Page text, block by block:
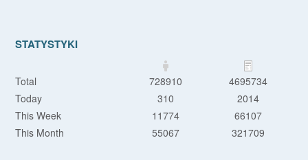
STATYSTYKI
Total 728910
4695734
Today
310
2014
This Week
11774
66107
This Month
55067 321709